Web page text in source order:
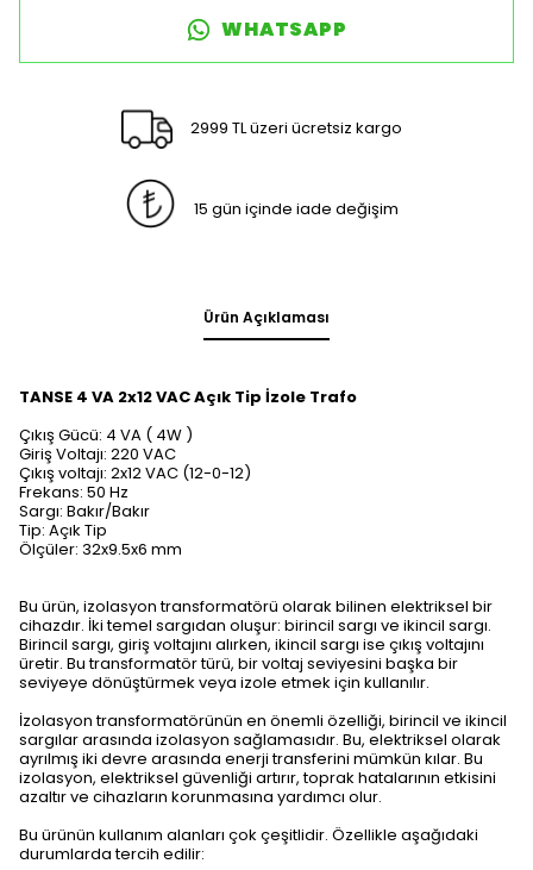
WHATSAPP
2999 TL üzeri ücretsiz kargo
15 gün içinde iade değişim
Ürün Açıklaması
TANSE 4 VA 2x12 VAC Açık Tip İzole Trafo
Çıkış Gücü: 4 VA ( 4W )
Giriş Voltajı: 220 VAC
Çıkış voltajı: 2x12 VAC (12-0-12)
Frekans: 50 Hz
Sargı: Bakır/Bakır
Tip: Açık Tip
Ölçüler: 32x9.5x6 mm
Bu ürün, izolasyon transformatörü olarak bilinen elektriksel bir
cihazdır. İki temel sargıdan oluşur: birincil sargı ve ikincil sargı.
Birincil sargı, giriş voltajını alırken, ikincil sargı ise çıkış voltajını
üretir. Bu transformatör türü, bir voltaj seviyesini başka bir
seviyeye dönüştürmek veya izole etmek için kullanılır.
İzolasyon transformatörünün en önemli özelliği, birincil ve ikincil
sargılar arasında izolasyon sağlamasıdır. Bu, elektriksel olarak
ayrılmış iki devre arasında enerji transferini mümkün kılar. Bu
izolasyon, elektriksel güvenliği artırır, toprak hatalarının etkisini
azaltır ve cihazların korunmasına yardımcı olur.
Bu ürünün kullanım alanları çok çeşitlidir. Özellikle aşağıdaki
durumlarda tercih edilir: